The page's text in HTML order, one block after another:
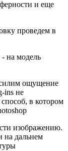
и еще
проведем в
на модель
ощущение
не
в котором
изображению.
дальнем